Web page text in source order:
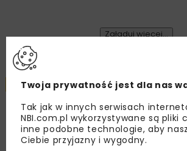
Załaduj więcej...
DROGI ARCHIWUM NBI WYDARZENIA
Zrównoważone i
Twoja prywatność jest dla nas
Tak jak w innych serwisach
NBI.com.pl wykorzystywane są pliki
inne podobne technologie, aby
Ciebie przyjazny i wygodny.